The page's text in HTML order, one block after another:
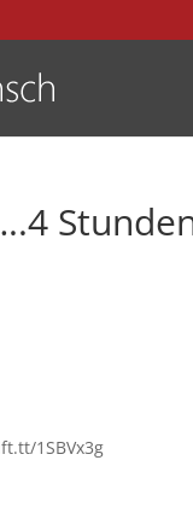
1SBVx3g